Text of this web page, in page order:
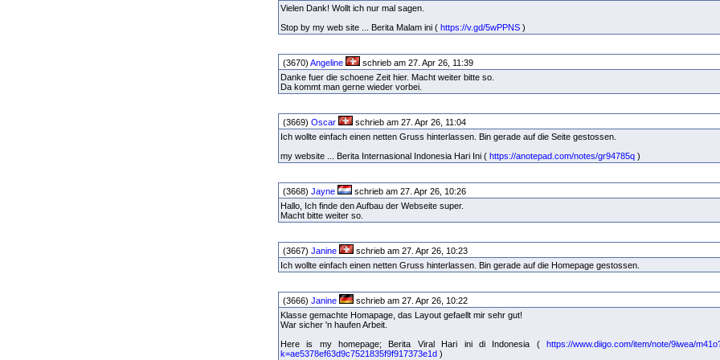
Vielen Dank! Wollt ich nur mal sagen.
Stop by my web site ... Berita Malam ini ( https://v.gd/5wPPNS )
(3670) Angeline
schrieb am 27. Apr 26, 11:39
Danke fuer die schoene Zeit hier. Macht weiter bitte so.
Da kommt man gerne wieder vorbei.
(3669) Oscar
schrieb am 27. Apr 26, 11:04
Ich wollte einfach einen netten Gruss hinterlassen. Bin gerade auf die Seite gestossen.
my website ... Berita Internasional Indonesia Hari Ini ( https://anotepad.com/notes/gr94785q )
(3668) Jayne
schrieb am 27. Apr 26, 10:26
Hallo, Ich finde den Aufbau der Webseite super.
Macht bitte weiter so.
(3667) Janine
schrieb am 27. Apr 26, 10:23
Ich wollte einfach einen netten Gruss hinterlassen. Bin gerade auf die Homepage gestossen.
(3666) Janine
schrieb am 27. Apr 26, 10:22
Klasse gemachte Homapage, das Layout gefaellt mir sehr gut!
War sicher 'n haufen Arbeit.
Here is my homepage; Berita Viral Hari ini di Indonesia ( https://www.diigo.com/item/note/9iwea/
k=ae5378ef63d9c7521835f9f917373e1d )